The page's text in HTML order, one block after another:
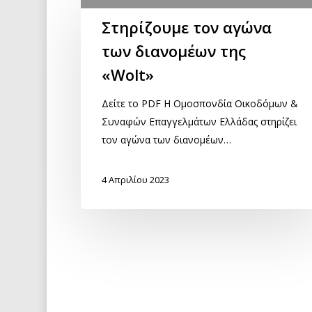
Στηρίζουμε τον αγώνα
των διανομέων της
«Wolt»
Δείτε το PDF Η Ομοσπονδία Οικοδόμων &
Συναφών Επαγγελμάτων Ελλάδας στηρίζει
τον αγώνα των διανομέων…
4 Απριλίου 2023